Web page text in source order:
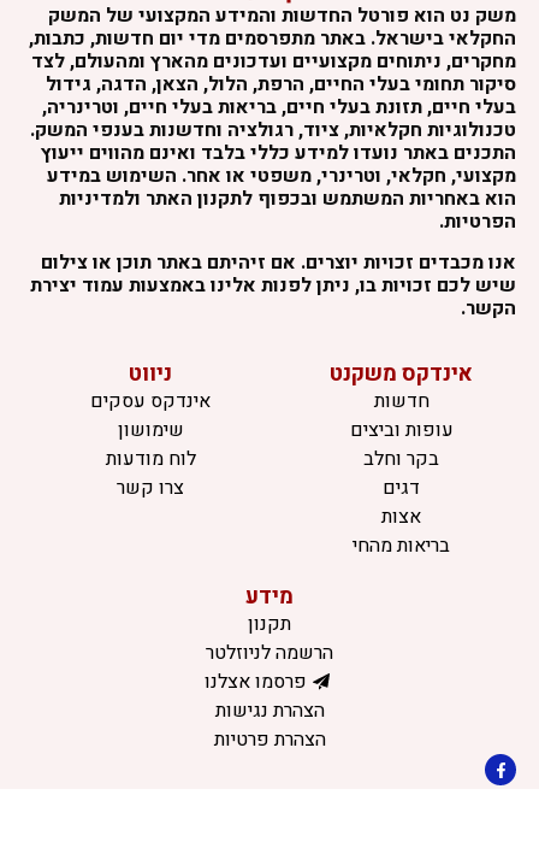
משק נט הוא פורטל החדשות והמידע המקצועי של המשק
החקלאי בישראל. באתר מתפרסמים מדי יום חדשות, כתבות,
מחקרים, ניתוחים מקצועיים ועדכונים מהארץ ומהעולם, לצד
סיקור תחומי בעלי החיים, הרפת, הלול, הצאן, הדגה, גידול
בעלי חיים, תזונת בעלי חיים, בריאות בעלי חיים, וטרינריה,
טכנולוגיות חקלאיות, ציוד, רגולציה וחדשנות בענפי המשק.
התכנים באתר נועדו למידע כללי בלבד ואינם מהווים ייעוץ
מקצועי, חקלאי, וטרינרי, משפטי או אחר. השימוש במידע
הוא באחריות המשתמש ובכפוף לתקנון האתר ולמדיניות
הפרטיות.
אנו מכבדים זכויות יוצרים. אם זיהיתם באתר תוכן או צילום
שיש לכם זכויות בו, ניתן לפנות אלינו באמצעות עמוד יצירת
הקשר.
אינדקס משקנט
חדשות
עופות וביצים
בקר וחלב
דגים
אצות
בריאות מהחי
ניווט
אינדקס עסקים
שימושון
לוח מודעות
צרו קשר
מידע
תקנון
הרשמה לניוזלטר
פרסמו אצלנו
הצהרת נגישות
הצהרת פרטיות